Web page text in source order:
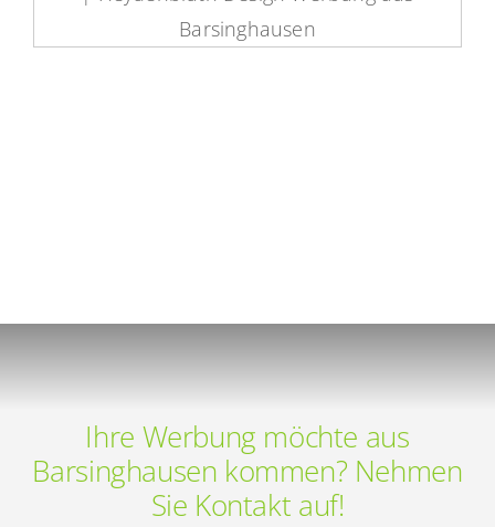
OsteoConcept Website
Ihre Werbung möchte aus
Barsinghausen kommen? Nehmen
Sie Kontakt auf!